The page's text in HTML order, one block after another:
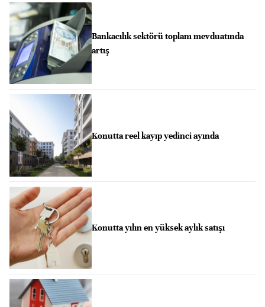
Bankacılık sektörü toplam mevduatında
artış
Konutta reel kayıp yedinci ayında
Konutta yılın en yüksek aylık satışı